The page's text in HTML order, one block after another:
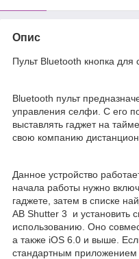
Опис
Пульт Bluetooth кнопка
Bluetooth пульт
управления селфи. С его
выставлять гаджет на
свою компанию
Данное устройство
начала работы нужно
гаджете, затем в списке
AB Shutter 3 и установить
использованию. Оно
а также iOS 6.0 и выше.
стандартным